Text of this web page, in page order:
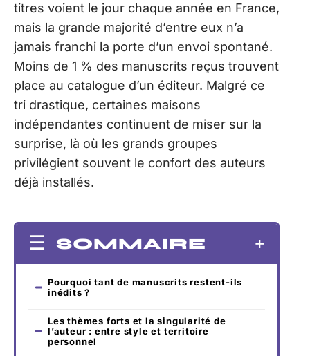
titres voient le jour chaque année en France,
mais la grande majorité d’entre eux n’a
jamais franchi la porte d’un envoi spontané.
Moins de 1 % des manuscrits reçus trouvent
place au catalogue d’un éditeur. Malgré ce
tri drastique, certaines maisons
indépendantes continuent de miser sur la
surprise, là où les grands groupes
privilégient souvent le confort des auteurs
déjà installés.
SOMMAIRE
Pourquoi tant de manuscrits restent-ils
inédits ?
Les thèmes forts et la singularité de
l’auteur : entre style et territoire
personnel